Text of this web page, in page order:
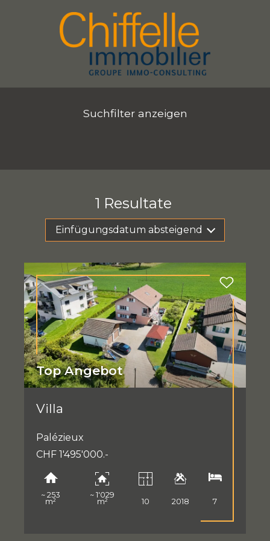
Suchfilter anzeigen
1 Resultate
Einfügungsdatum absteigend
Top Angebot
Villa
Palézieux
CHF 1'495'000.-
~ 253
m²
~ 1'029
m² 10 2018 7